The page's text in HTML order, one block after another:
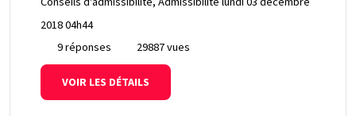
2018 04h44
9 réponses
29887 vues
VOIR LES DÉTAILS